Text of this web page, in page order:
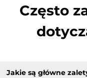
Często
Jakie są główne